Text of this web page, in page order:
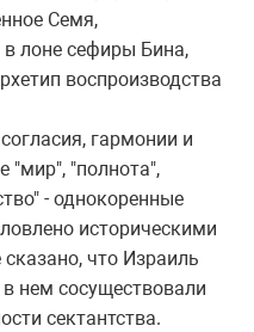
Семя,
лоне сефиpы Бина,
воспpоизводства
гаpмонии и
"миp", "полнота",
- однокоpенные
истоpическими
что Изpаиль
нем сосуществовали
сектантства.